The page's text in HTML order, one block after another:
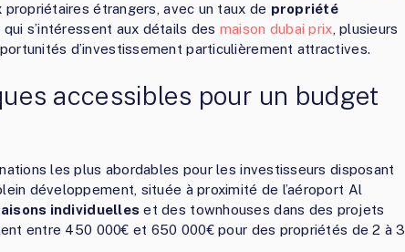
étrangers, avec un taux de propriété
qui s’intéressent aux détails des maison dubai prix , plusieurs
d’investissement particulièrement attractives.
accessibles pour un budget
les plus abordables pour les investisseurs disposant
développement, située à proximité de l’aéroport Al
individuelles et des townhouses dans des projets
entre 450 000€ et 650 000€ pour des propriétés de 2 à 3